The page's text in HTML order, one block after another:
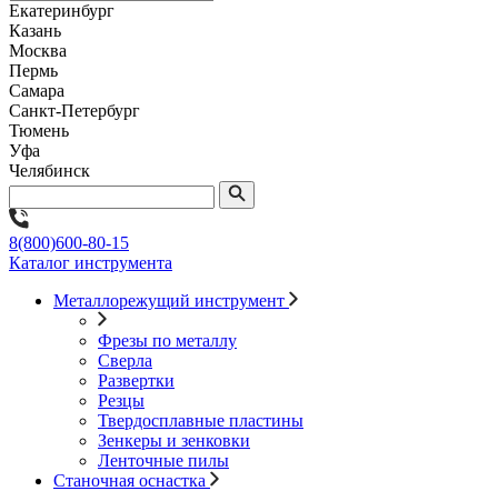
Екатеринбург
Казань
Москва
Пермь
Самара
Санкт-Петербург
Тюмень
Уфа
Челябинск
8(800)600-80-15
Каталог инструмента
Металлорежущий инструмент
Фрезы по металлу
Сверла
Развертки
Резцы
Твердосплавные пластины
Зенкеры и зенковки
Ленточные пилы
Станочная оснастка